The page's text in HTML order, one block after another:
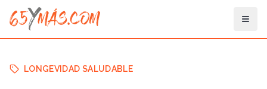
LONGEVIDAD SALUDABLE